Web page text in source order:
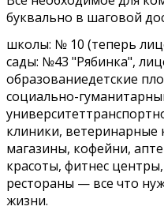
буквально в шаговой
школы: № 10 (теперь
сады: №43 "Рябинка",
образованиедетские
социально-
клиники, ветеринарные
магазины, кофейни,
красоты, фитнес
рестораны — все что
жизни.